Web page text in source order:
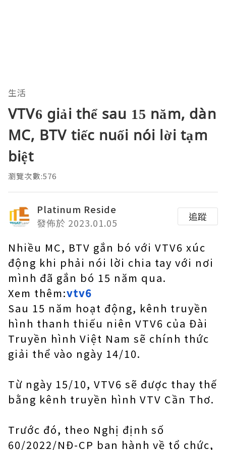
生活
VTV6 giải thể sau 15 năm, dàn
MC, BTV tiếc nuối nói lời tạm
biệt
瀏覽次數:576
Platinum Reside
發佈於 2023.01.05
追蹤
Nhiều MC, BTV gắn bó với VTV6 xúc
động khi phải nói lời chia tay với nơi
mình đã gắn bó 15 năm qua.
Xem thêm:vtv6
Sau 15 năm hoạt động, kênh truyền
hình thanh thiếu niên VTV6 của Đài
Truyền hình Việt Nam sẽ chính thức
giải thể vào ngày 14/10.
Từ ngày 15/10, VTV6 sẽ được thay thế
bằng kênh truyền hình VTV Cần Thơ.
Trước đó, theo Nghị định số
60/2022/NĐ-CP ban hành về tổ chức,